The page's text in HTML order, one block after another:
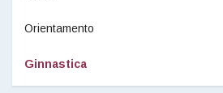
Orientamento
Ginnastica